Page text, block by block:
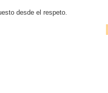
desde el respeto.